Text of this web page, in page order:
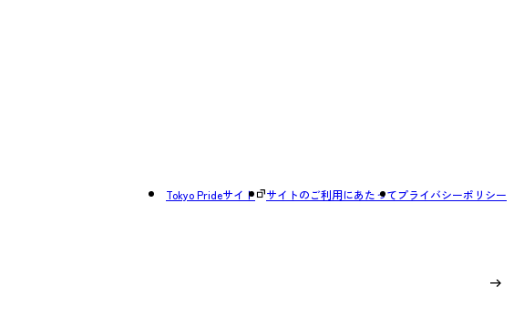
Tokyo Prideサイト サイトのご利用にあたってプライバシーポリシー